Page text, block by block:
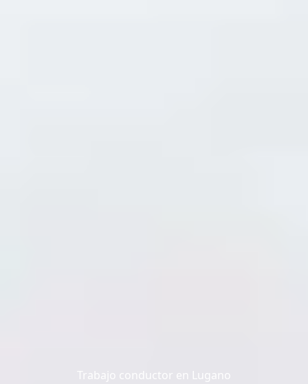
Trabajo conductor en Lugano